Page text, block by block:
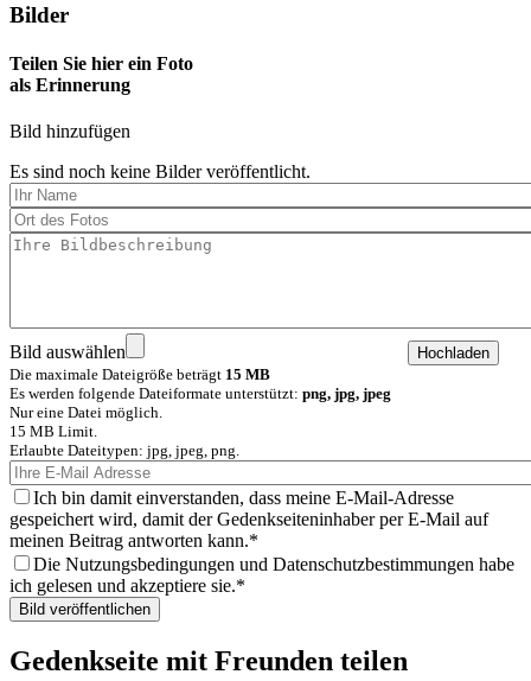
Bilder
Teilen Sie hier ein Foto
als Erinnerung
Bild hinzufügen
Es sind noch keine Bilder veröffentlicht.
Bild auswählen
Die maximale Dateigröße beträgt 15 MB
Es werden folgende Dateiformate unterstützt: png, jpg, jpeg
Nur eine Datei möglich.
15 MB Limit.
Erlaubte Dateitypen: jpg, jpeg, png.
Ich bin damit einverstanden, dass meine E-Mail-Adresse
gespeichert wird, damit der Gedenkseiteninhaber per E-Mail auf
meinen Beitrag antworten kann.
Die Nutzungsbedingungen und Datenschutzbestimmungen habe
ich gelesen und akzeptiere sie.
Gedenkseite mit Freunden teilen